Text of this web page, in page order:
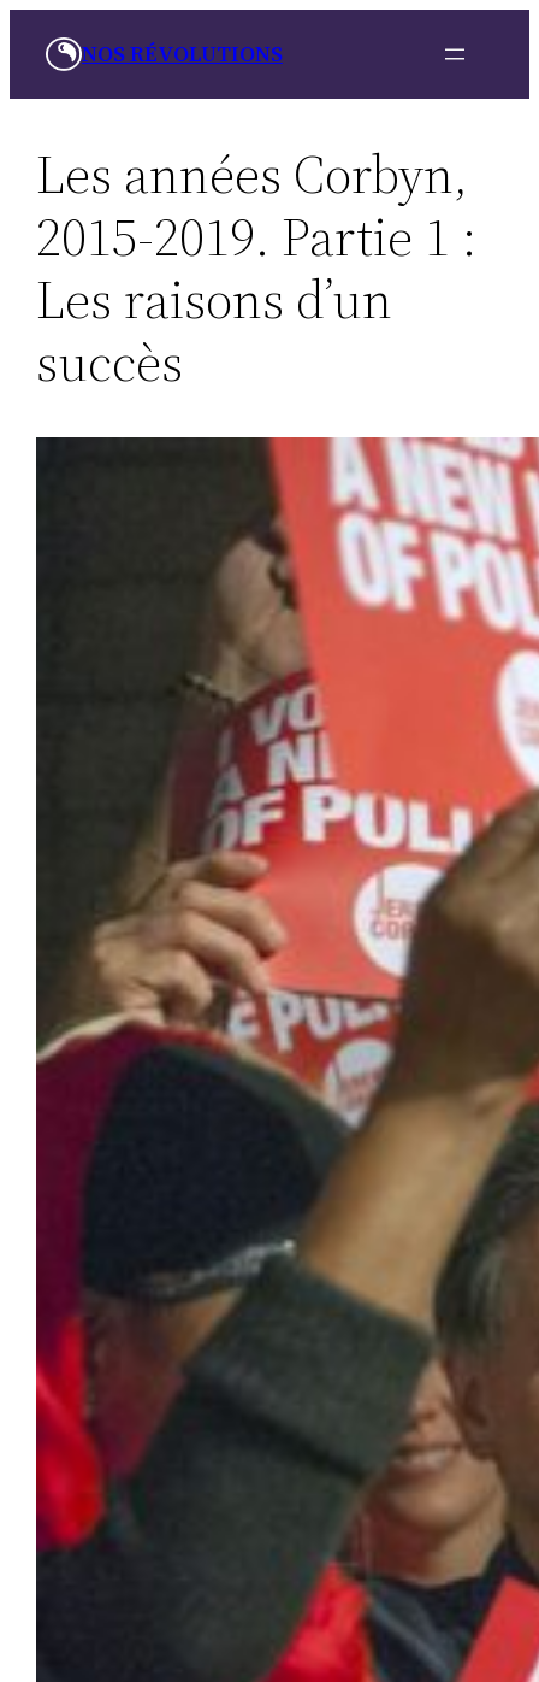
NOS RÉVOLUTIONS
Les années Corbyn,
2015-2019. Partie 1 :
Les raisons d’un
succès